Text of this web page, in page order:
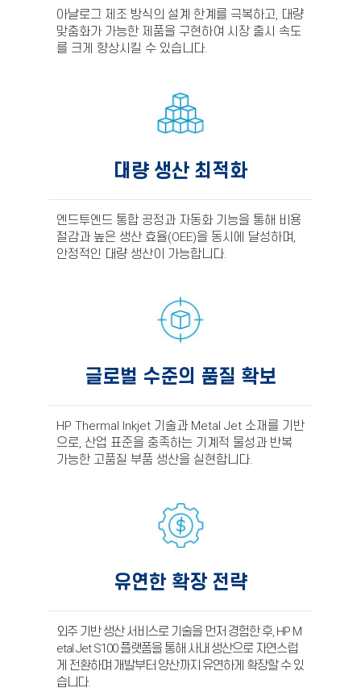
아날로그 제조 방식의 설계 한계를 극복하고, 대량
맞춤화가 가능한 제품을 구현하여 시장 출시 속도
를 크게 향상시킬 수 있습니다.
대량 생산 최적화
엔드투엔드 통합 공정과 자동화 기능을 통해 비용
절감과 높은 생산 효율(OEE)을 동시에 달성하며,
안정적인 대량 생산이 가능합니다.
글로벌 수준의 품질 확보
HP Thermal Inkjet 기술과 Metal Jet 소재를 기반
으로, 산업 표준을 충족하는 기계적 물성과 반복
가능한 고품질 부품 생산을 실현합니다.
유연한 확장 전략
외주 기반 생산 서비스로 기술을 먼저 경험한 후, HP M
etal Jet S100 플랫폼을 통해 사내 생산으로 자연스럽
게 전환하며 개발부터 양산까지 유연하게 확장할 수 있
습니다.